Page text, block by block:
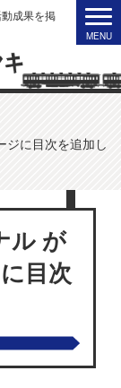
成果を掲
ジに目次を追加し
ル が
目次